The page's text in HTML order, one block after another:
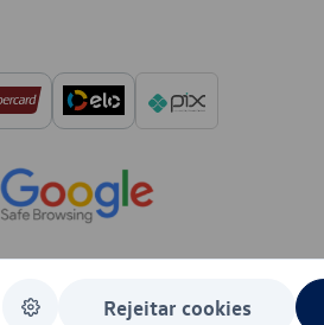
Rejeitar cookies